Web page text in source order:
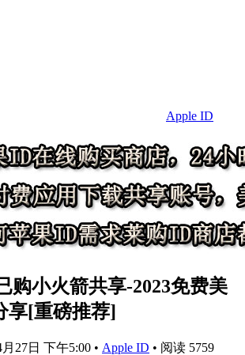
Apple ID
购小火箭共享-2023免费美
享[重磅推荐]
月27日 下午5:00 • Apple ID • 阅读 5759